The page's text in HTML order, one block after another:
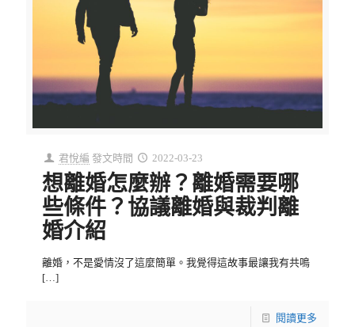
君悅編 發文時間 2022-03-23
想離婚怎麼辦？離婚需要哪
些條件？協議離婚與裁判離
婚介紹
離婚，不是愛情沒了這麼簡單。我覺得這故事最讓我有共鳴
[…]
閱讀更多